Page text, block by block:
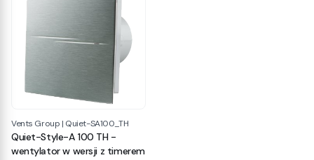
Vents Group | Quiet-SA100_TH
Quiet-Style-A 100 TH -
wentylator w wersji z timerem